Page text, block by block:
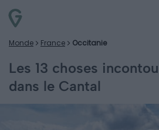
Monde France Occitanie
Les 13 choses
dans le Cantal